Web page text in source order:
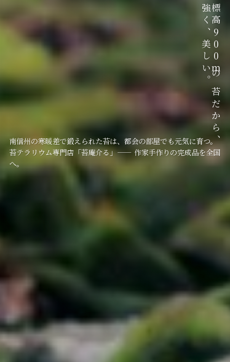
標高900mの苔だから、
強く、美しい。
南信州の寒暖差で鍛えられた苔は、都会の部屋でも元気に育つ。
苔テラリウム専門店「苔庵介る」—— 作家手作りの完成品を全国
へ。
標高900mの苔だから、
強く、美しい。
南信州の寒暖差で鍛えられた苔は、都会の部屋でも元気に育つ。
苔テラリウム専門店「苔庵介る」—— 作家手作りの完成品を全国
へ。
標高900mの苔だから、
強く、美しい。
南信州の寒暖差で鍛えられた苔は、都会の部屋でも元気に育つ。
苔テラリウム専門店「苔庵介る」—— 作家手作りの完成品を全国
へ。